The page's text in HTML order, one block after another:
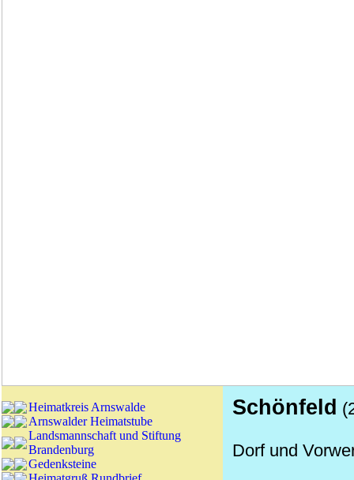
Heimatkreis Arnswalde
Arnswalder Heimatstube
Landsmannschaft und Stiftung
Brandenburg
Gedenksteine
Schönfeld
Dorf und